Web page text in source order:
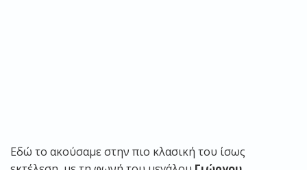
Εδώ το ακούσαμε στην πιο κλασική του ίσως